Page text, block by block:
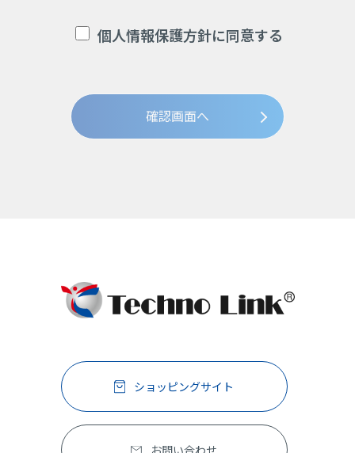
を行うことにより、適切に管理します。
良い製品やサービスの開発、およびお客様への有用
な情報の提供のために利用いたします。
個人情報保護方針に同意する
ショッピングサイト